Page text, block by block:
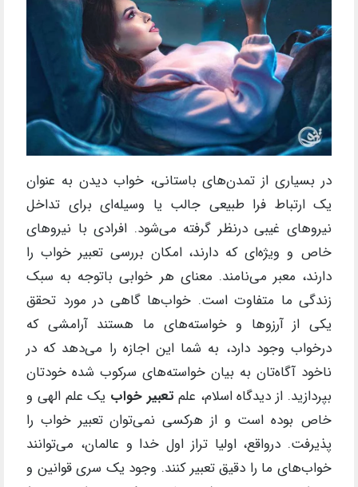
در بسیاری از تمدن‌های باستانی، خواب دیدن به عنوان
یک ارتباط فرا ‌طبیعی جالب یا وسیله‌ای برای تداخل
نیرو‌های غیبی درنظر گرفته می‌شود. افرادی با نیرو‌های
خاص و ویژه‌ای که دارند، امکان بررسی تعبیر خواب را
دارند، معبر می‌نامند. معنای هر خوابی باتوجه به سبک
زندگی ما متفاوت است. خواب‌ها گاهی در مورد تحقق
یکی از آرزوها و خواسته‌های ما هستند آرامشی که
درخواب وجود دارد، به شما این اجازه را می‌دهد که در
ناخود آگاه‌تان به بیان خواسته‌های سرکوب شده خودتان
بپردازید. از دیدگاه اسلام، علم تعبیر خواب یک علم الهی و
خاص بوده است و از هرکسی نمی‌توان تعبیر خواب را
پذیرفت. درواقع، اولیا تراز اول خدا و عالمان، می‌توانند
خواب‌های ما را دقیق تعبیر کنند. وجود یک سری قوانین و